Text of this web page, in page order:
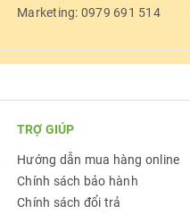
Marketing: 0979 691 514
TRỢ GIÚP
Hướng dẫn mua hàng online
Chính sách bảo hành
Chính sách đổi trả